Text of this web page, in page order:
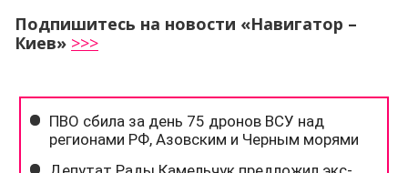
Подпишитесь на новости «Навигатор –
Киев» >>>